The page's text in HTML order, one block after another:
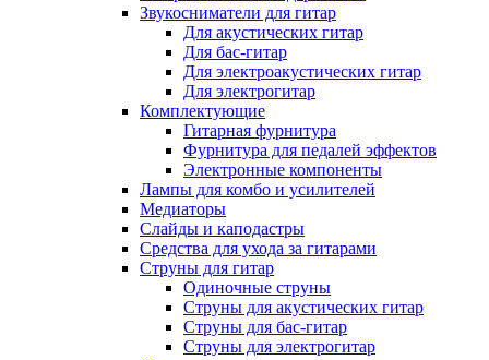
Звукосниматели для гитар
Для акустических гитар
Для бас-гитар
Для электроакустических гитар
Для электрогитар
Комплектующие
Гитарная фурнитура
Фурнитура для педалей эффектов
Электронные компоненты
Лампы для комбо и усилителей
Медиаторы
Слайды и каподастры
Средства для ухода за гитарами
Струны для гитар
Одиночные струны
Струны для акустических гитар
Струны для бас-гитар
Струны для электрогитар